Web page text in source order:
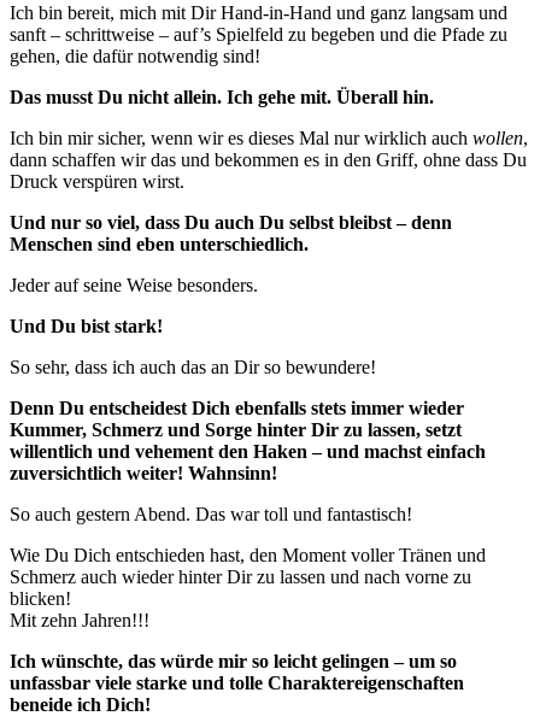
Ich bin bereit, mich mit Dir Hand-in-Hand und ganz langsam und
sanft – schrittweise – auf’s Spielfeld zu begeben und die Pfade zu
gehen, die dafür notwendig sind!
Das musst Du nicht allein. Ich gehe mit. Überall hin.
Ich bin mir sicher, wenn wir es dieses Mal nur wirklich auch wollen,
dann schaffen wir das und bekommen es in den Griff, ohne dass Du
Druck verspüren wirst.
Und nur so viel, dass Du auch Du selbst bleibst – denn
Menschen sind eben unterschiedlich.
Jeder auf seine Weise besonders.
Und Du bist stark!
So sehr, dass ich auch das an Dir so bewundere!
Denn Du entscheidest Dich ebenfalls stets immer wieder
Kummer, Schmerz und Sorge hinter Dir zu lassen, setzt
willentlich und vehement den Haken – und machst einfach
zuversichtlich weiter! Wahnsinn!
So auch gestern Abend. Das war toll und fantastisch!
Wie Du Dich entschieden hast, den Moment voller Tränen und
Schmerz auch wieder hinter Dir zu lassen und nach vorne zu
blicken!
Mit zehn Jahren!!!
Ich wünschte, das würde mir so leicht gelingen – um so
unfassbar viele starke und tolle Charaktereigenschaften
beneide ich Dich!